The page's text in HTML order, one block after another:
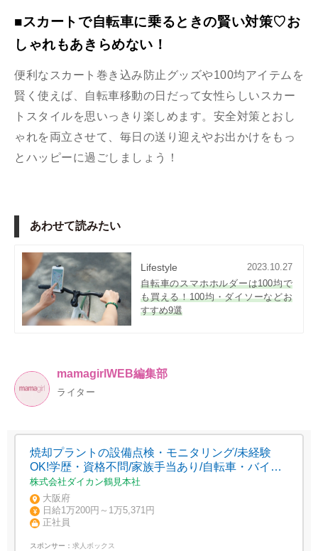
■スカートで自転車に乗るときの賢い対策♡お
しゃれもあきらめない！
便利なスカート巻き込み防止グッズや100均アイテムを
賢く使えば、自転車移動の日だって女性らしいスカー
トスタイルを思いっきり楽しめます。安全対策とおし
ゃれを両立させて、毎日の送り迎えやお出かけをもっ
とハッピーに過ごしましょう！
あわせて読みたい
Lifestyle
2023.10.27
自転車のスマホホルダーは100均で
も買える！100均・ダイソーなどお
すすめ9選
mamagirlWEB編集部
ライター
焼却プラントの設備点検・モニタリング/未経験
OK!学歴・資格不問/家族手当あり/自転車・バイク
通勤OK
株式会社ダイカン鶴見本社
大阪府
日給1万200円～1万5,371円
正社員
スポンサー： 求人ボックス